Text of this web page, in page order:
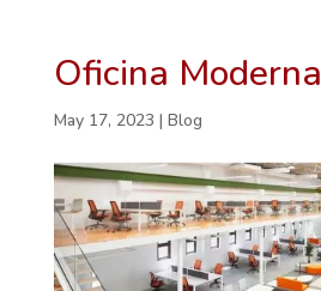
Oficina Moderna
May 17, 2023 | Blog